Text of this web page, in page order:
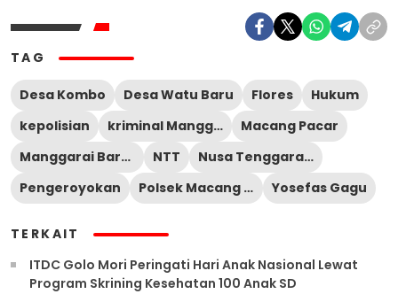
TAG
Desa Kombo Desa Watu Baru Flores
Hukum
kepolisian
kriminal Manggarai Barat
Macang Pacar
Manggarai Barat
NTT
Nusa Tenggara Timur
Pengeroyokan
Polsek Macang Pacar Yosefas Gagu
TERKAIT
ITDC Golo Mori Peringati Hari Anak Nasional Lewat
Program Skrining Kesehatan 100 Anak SD